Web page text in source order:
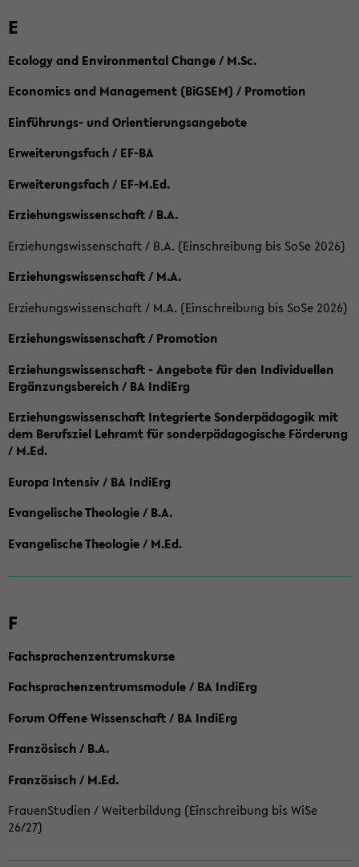
E
Ecology and Environmental Change / M.Sc.
Economics and Management (BiGSEM) / Promotion
Einführungs- und Orientierungsangebote
Erweiterungsfach / EF-BA
Erweiterungsfach / EF-M.Ed.
Erziehungswissenschaft / B.A.
Erziehungswissenschaft / B.A. (Einschreibung bis SoSe 2026)
Erziehungswissenschaft / M.A.
Erziehungswissenschaft / M.A. (Einschreibung bis SoSe 2026)
Erziehungswissenschaft / Promotion
Erziehungswissenschaft - Angebote für den Individuellen
Ergänzungsbereich / BA IndiErg
Erziehungswissenschaft Integrierte Sonderpädagogik mit
dem Berufsziel Lehramt für sonderpädagogische Förderung
/ M.Ed.
Europa Intensiv / BA IndiErg
Evangelische Theologie / B.A.
Evangelische Theologie / M.Ed.
F
Fachsprachenzentrumskurse
Fachsprachenzentrumsmodule / BA IndiErg
Forum Offene Wissenschaft / BA IndiErg
Französisch / B.A.
Französisch / M.Ed.
FrauenStudien / Weiterbildung (Einschreibung bis WiSe
26/27)